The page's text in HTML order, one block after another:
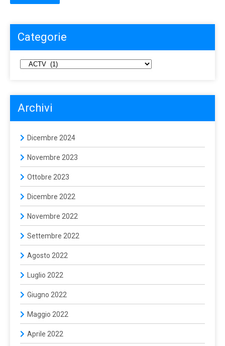
Categorie
Archivi
Dicembre 2024
Novembre 2023
Ottobre 2023
Dicembre 2022
Novembre 2022
Settembre 2022
Agosto 2022
Luglio 2022
Giugno 2022
Maggio 2022
Aprile 2022